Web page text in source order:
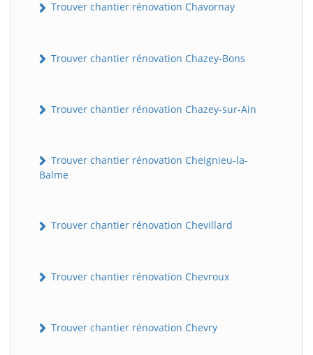
Trouver chantier rénovation Chavornay
Trouver chantier rénovation Chazey-Bons
Trouver chantier rénovation Chazey-sur-Ain
Trouver chantier rénovation Cheignieu-la-
Balme
Trouver chantier rénovation Chevillard
Trouver chantier rénovation Chevroux
Trouver chantier rénovation Chevry